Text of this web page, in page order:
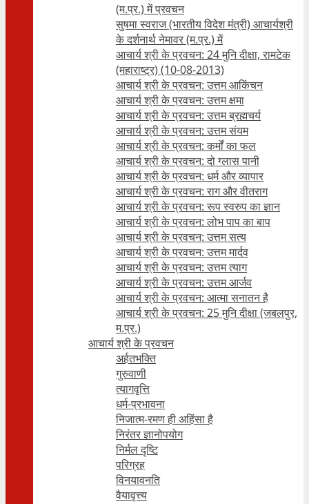
(म.प्र.) में प्रवचन
सुषमा स्वराज (भारतीय विदेश मंत्री) आचार्यश्री
के दर्शनार्थ नेमावर (म.प्र.) में
आचार्य श्री के प्रवचन: 24 मुनि दीक्षा, रामटेक
(महाराष्ट्र) (10-08-2013)
आचार्य श्री के प्रवचन: उत्तम आकिंचन
आचार्य श्री के प्रवचन: उत्तम क्षमा
आचार्य श्री के प्रवचन: उत्तम ब्रह्मचर्य
आचार्य श्री के प्रवचन: उत्तम संयम
आचार्य श्री के प्रवचन: कर्मों का फल
आचार्य श्री के प्रवचन: दो ग्लास पानी
आचार्य श्री के प्रवचन: धर्म और व्यापार
आचार्य श्री के प्रवचन: राग और वीतराग
आचार्य श्री के प्रवचन: रूप स्वरुप का ज्ञान
आचार्य श्री के प्रवचन: लोभ पाप का बाप
आचार्य श्री के प्रवचन: उत्तम सत्य
आचार्य श्री के प्रवचन: उत्तम मार्दव
आचार्य श्री के प्रवचन: उत्तम त्याग
आचार्य श्री के प्रवचन: उत्तम आर्जव
आचार्य श्री के प्रवचन: आत्मा सनातन है
आचार्य श्री के प्रवचन: 25 मुनि दीक्षा (जबलपुर,
म.प्र.)
आचार्य श्री के प्रवचन
अर्हतभक्ति
गुरुवाणी
त्यागवृत्ति
धर्म-प्रभावना
निजात्म-रमण ही अहिंसा है
निरंतर ज्ञानोपयोग
निर्मल दृष्टि
परिग्रह
विनयावनति
वैयावृत्त्य